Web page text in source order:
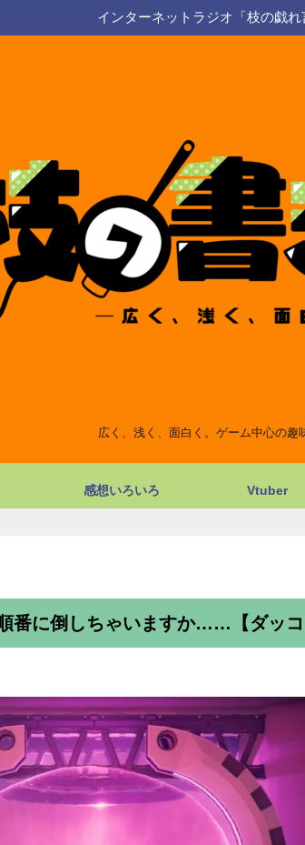
インターネットラジオ「枝の戯れ
広く、浅く、面白く。ゲーム中心の趣
感想いろいろ Vtuber
番に倒しちゃいますか……【ダッコ